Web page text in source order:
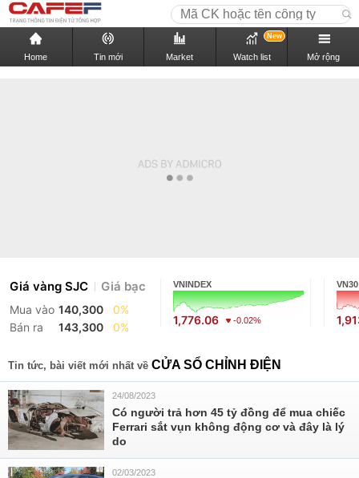
Home Tin mới Market Watch list
New
Mở rộng
Giá vàng SJC Giá bạc
Mua vào 140,300
0%
Bán ra
143,300 0%
VNINDEX
1,776.06 -0.02%
VN30
Tin tức, bài viết mới nhất về CỬA SỔ CHỈNH ĐIỆN
24/08/2023
Có người trả hơn 45 tỷ đồng để mua chiếc
Ferrari sắt vụn không động cơ và đây là lý
do
02/03/2023